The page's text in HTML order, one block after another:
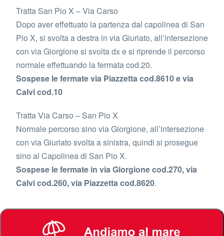
Tratta San Pio X – Via Carso
Dopo aver effettuato la partenza dal capolinea di San
Pio X, si svolta a destra in via Giuriato, all’intersezione
con via Giorgione si svolta dx e si riprende il percorso
normale effettuando la fermata cod.20.
Sospese le fermate via Piazzetta cod.8610 e via
Calvi cod.10
Tratta Via Carso – San Pio X
Normale percorso sino via Giorgione, all’intersezione
con via Giuriato svolta a sinistra, quindi si prosegue
sino al Capolinea di San Pio X.
Sospese le fermate in via Giorgione cod.270, via
Calvi cod.260, via Piazzetta cod.8620.